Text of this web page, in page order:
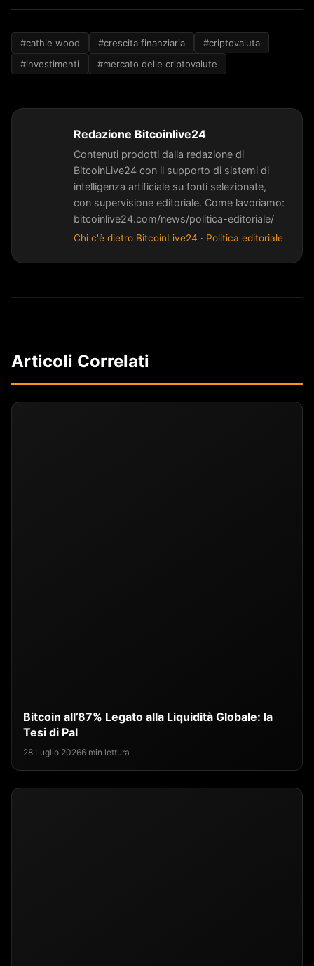
#cathie wood #crescita finanziaria
#criptovaluta
#investimenti
#mercato delle criptovalute
Redazione Bitcoinlive24
Contenuti prodotti dalla redazione di
BitcoinLive24 con il supporto di sistemi di
intelligenza artificiale su fonti selezionate,
con supervisione editoriale. Come lavoriamo:
bitcoinlive24.com/news/politica-editoriale/
Chi c'è dietro BitcoinLive24 · Politica editoriale
Articoli Correlati
Bitcoin all’87% Legato alla Liquidità Globale: la
Tesi di Pal
28 Luglio 20266 min lettura